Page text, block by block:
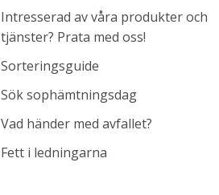
Intresserad av våra produkter och
tjänster? Prata med oss!
Sorteringsguide
Sök sophämtningsdag
Vad händer med avfallet?
Fett i ledningarna